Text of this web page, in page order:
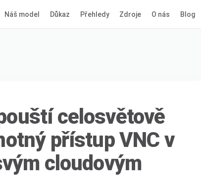
Náš model Důkaz Přehledy Zdroje O nás Blog
celosvětově
přístup VNC v
cloudovým